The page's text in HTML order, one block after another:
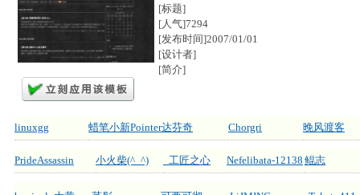
[标题]
[人气]7294
[发布时间]2007/01/01
[设计者]
[简介]
linuxgg 蜡笔小新Pointer达芬奇 Chorgri 晚风渡客
PrideAssassin 小火柴(^_^) _工匠之心 Nefelibata-12138 鲲志